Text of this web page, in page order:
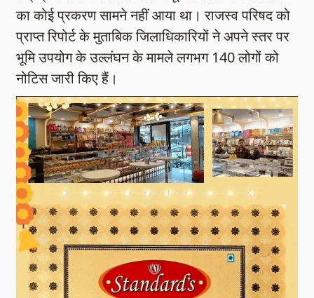
का कोई प्रकरण सामने नहीं आया था। राजस्व परिषद को
प्राप्त रिपोर्ट के मुताबिक जिलाधिकारियों ने अपने स्तर पर
भूमि उपयोग के उल्लंघन के मामले लगभग 140 लोगों को
नोटिस जारी किए हैं।